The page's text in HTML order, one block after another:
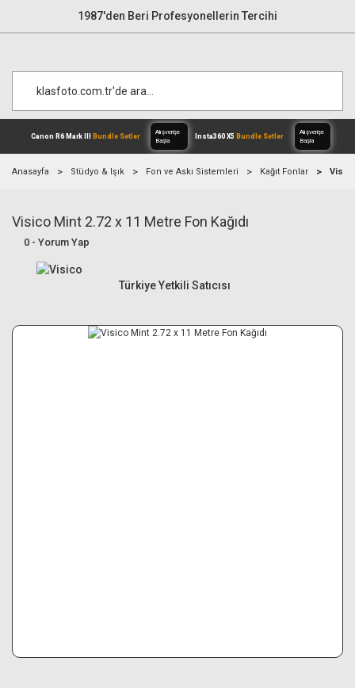
1987'den Beri Profesyonellerin Tercihi
Canon R6 Mark IIIBundle Setler
Anasayfa Stüdyo & Işık Fon ve Askı Sistemleri Kağıt Fonlar
Visico Mint 2.72 x 11 Metre Fon Kağıdı
0 - Yorum Yap
Türkiye Yetkili Satıcısı